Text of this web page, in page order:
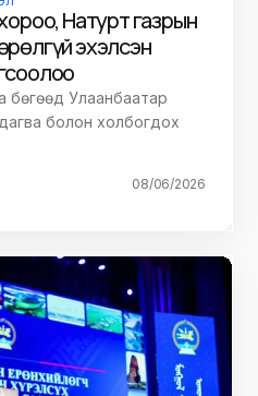
Натурт газрын
эхэлсэн
бөгөөд Улаанбаатар
болон холбогдох
08/06/2026